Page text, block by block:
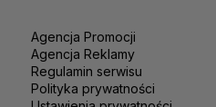
Agencja Promocji
Agencja Reklamy
Regulamin serwisu
Polityka prywatności